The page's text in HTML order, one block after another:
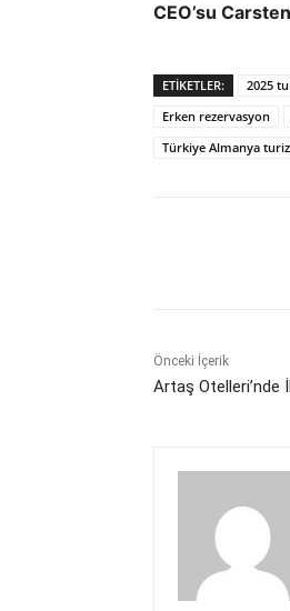
CEO’su
ETIKETLER: 2025
Erken rezervasyon
Türkiye Almanya
Önceki İçerik
Artaş Otelleri’nde